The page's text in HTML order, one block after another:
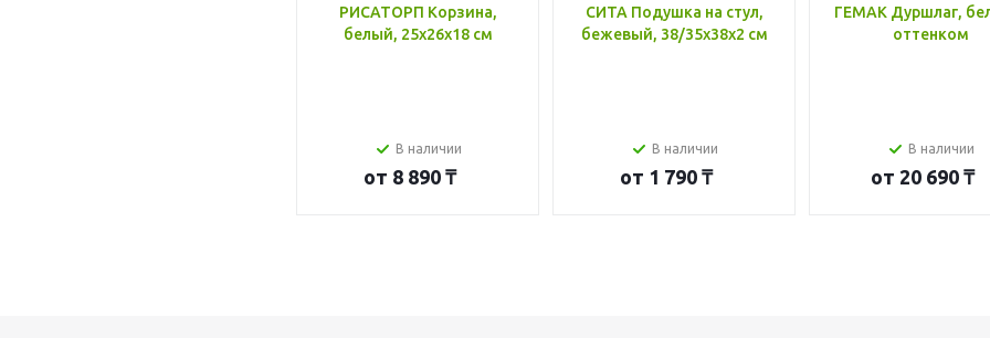
РИСАТОРП Корзина,
белый, 25x26x18 см
В наличии
от 8 890 ₸
СИТА Подушка на стул,
бежевый, 38/35x38x2 см
В наличии
от 1 790 ₸
ГЕМАК Дуршлаг,
оттенком
В наличии
от 20 690 ₸